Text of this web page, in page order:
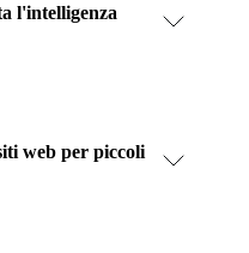
l'intelligenza
web per piccoli